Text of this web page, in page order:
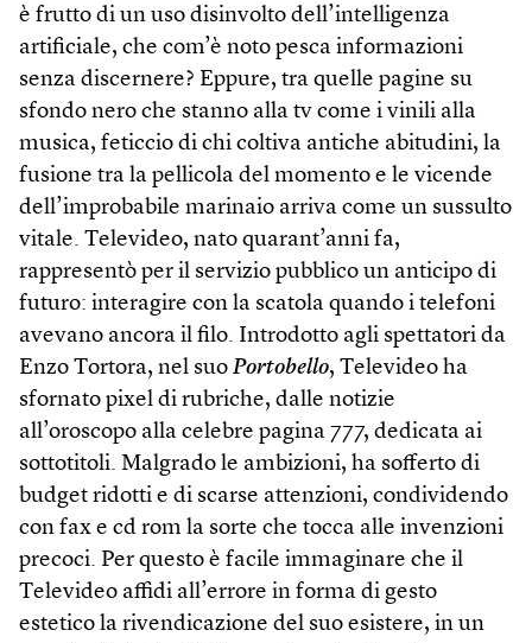
è frutto di un uso disinvolto dell’intelligenza
artificiale, che com’è noto pesca informazioni
senza discernere? Eppure, tra quelle pagine su
sfondo nero che stanno alla tv come i vinili alla
musica, feticcio di chi coltiva antiche abitudini, la
fusione tra la pellicola del momento e le vicende
dell’improbabile marinaio arriva come un sussulto
vitale. Televideo, nato quarant’anni fa,
rappresentò per il servizio pubblico un anticipo di
futuro: interagire con la scatola quando i telefoni
avevano ancora il filo. Introdotto agli spettatori da
Enzo Tortora, nel suo Portobello, Televideo ha
sfornato pixel di rubriche, dalle notizie
all’oroscopo alla celebre pagina 777, dedicata ai
sottotitoli. Malgrado le ambizioni, ha sofferto di
budget ridotti e di scarse attenzioni, condividendo
con fax e cd rom la sorte che tocca alle invenzioni
precoci. Per questo è facile immaginare che il
Televideo affidi all’errore in forma di gesto
estetico la rivendicazione del suo esistere, in un